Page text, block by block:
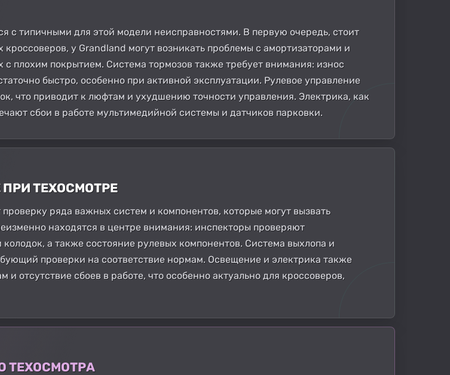
с типичными для этой модели неисправностями. В первую очередь, стоит
у Grandland могут возникать проблемы с амортизаторами и
с плохим покрытием. Система тормозов также требует внимания: износ
быстро, особенно при активной эксплуатации. Рулевое управление
что приводит к люфтам и ухудшению точности управления. Электрика, как
сбои в работе мультимедийной системы и датчиков парковки.
ТЕХОСМОТРЕ
ряда важных систем и компонентов, которые могут вызвать
находятся в центре внимания: инспекторы проверяют
а также состояние рулевых компонентов. Система выхлопа и
проверки на соответствие нормам. Освещение и электрика также
и отсутствие сбоев в работе, что особенно актуально для кроссоверов,
ТЕХОСМОТРА